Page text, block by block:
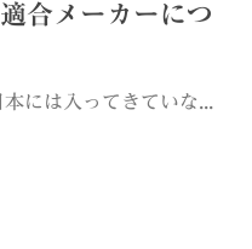
合メーカーにつ
には入ってきていな...